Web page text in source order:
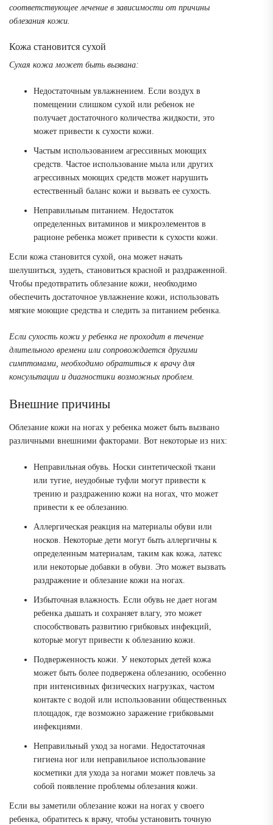
соответствующее лечение в зависимости от причины
облезания кожи.
Кожа становится сухой
Сухая кожа может быть вызвана:
Недостаточным увлажнением. Если воздух в
помещении слишком сухой или ребенок не
получает достаточного количества жидкости, это
может привести к сухости кожи.
Частым использованием агрессивных моющих
средств. Частое использование мыла или других
агрессивных моющих средств может нарушить
естественный баланс кожи и вызвать ее сухость.
Неправильным питанием. Недостаток
определенных витаминов и микроэлементов в
рационе ребенка может привести к сухости кожи.
Если кожа становится сухой, она может начать
шелушиться, зудеть, становиться красной и раздраженной.
Чтобы предотвратить облезание кожи, необходимо
обеспечить достаточное увлажнение кожи, использовать
мягкие моющие средства и следить за питанием ребенка.
Если сухость кожи у ребенка не проходит в течение
длительного времени или сопровождается другими
симптомами, необходимо обратиться к врачу для
консультации и диагностики возможных проблем.
Внешние причины
Облезание кожи на ногах у ребенка может быть вызвано
различными внешними факторами. Вот некоторые из них:
Неправильная обувь. Носки синтетической ткани
или тугие, неудобные туфли могут привести к
трению и раздражению кожи на ногах, что может
привести к ее облезанию.
Аллергическая реакция на материалы обуви или
носков. Некоторые дети могут быть аллергичны к
определенным материалам, таким как кожа, латекс
или некоторые добавки в обуви. Это может вызвать
раздражение и облезание кожи на ногах.
Избыточная влажность. Если обувь не дает ногам
ребенка дышать и сохраняет влагу, это может
способствовать развитию грибковых инфекций,
которые могут привести к облезанию кожи.
Подверженность кожи. У некоторых детей кожа
может быть более подвержена облезанию, особенно
при интенсивных физических нагрузках, частом
контакте с водой или использовании общественных
площадок, где возможно заражение грибковыми
инфекциями.
Неправильный уход за ногами. Недостаточная
гигиена ног или неправильное использование
косметики для ухода за ногами может повлечь за
собой появление проблемы облезания кожи.
Если вы заметили облезание кожи на ногах у своего
ребенка, обратитесь к врачу, чтобы установить точную